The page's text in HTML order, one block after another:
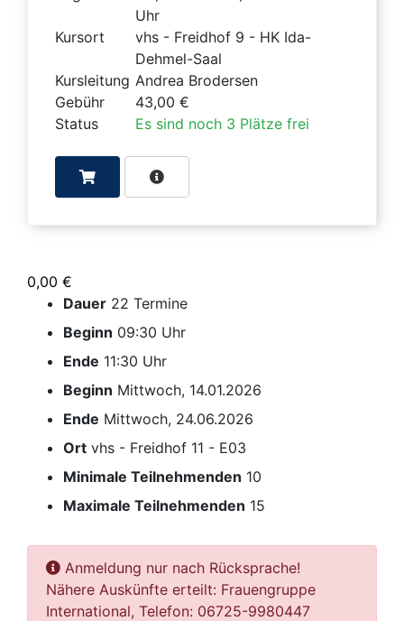
Uhr
Kursort
vhs - Freidhof 9 - HK Ida-
Dehmel-Saal
Kursleitung Andrea Brodersen
Gebühr
43,00 €
Status
Es sind noch 3 Plätze frei
0,00 €
Dauer 22 Termine
Beginn 09:30 Uhr
Ende 11:30 Uhr
Beginn Mittwoch, 14.01.2026
Ende Mittwoch, 24.06.2026
Ort vhs - Freidhof 11 - E03
Minimale Teilnehmenden 10
Maximale Teilnehmenden 15
Anmeldung nur nach Rücksprache!
Nähere Auskünfte erteilt: Frauengruppe
International, Telefon: 06725-9980447